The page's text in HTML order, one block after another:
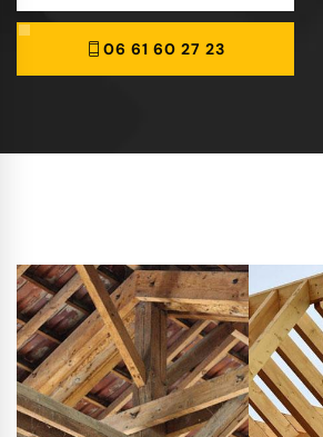
06 61 60 27 23